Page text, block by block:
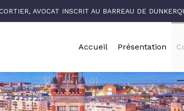
AVOCAT INSCRIT AU BARREAU DE
Accueil Présentation